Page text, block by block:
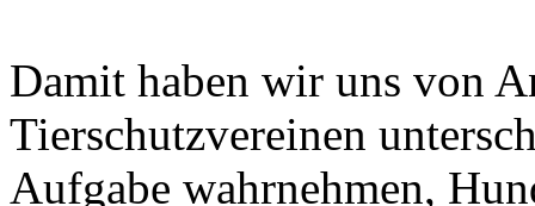
Damit haben wir uns von
Tierschutzvereinen
Aufgabe wahrnehmen,